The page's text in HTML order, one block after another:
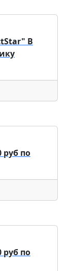
В
руб по
руб по